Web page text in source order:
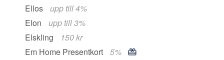
Ellos
upp till 4%
Elon
upp till 3%
Elskling
150 kr
Em Home Presentkort
5%